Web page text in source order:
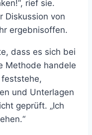
rief sie.
Diskussion von
ergebnisoffen.
dass es sich bei
Methode handele
und Unterlagen
geprüft. „Ich